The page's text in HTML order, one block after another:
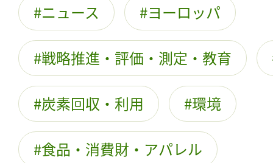
ニュース ヨーロッパ
戦略推進・評価・測定・教育
炭素回収・利用 環境
食品・消費財・アパレル